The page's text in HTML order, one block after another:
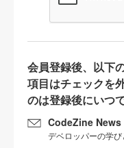
会員登録後、以下
項目はチェックを
のは登録後にいつ
CodeZine News
デベロッパーの学